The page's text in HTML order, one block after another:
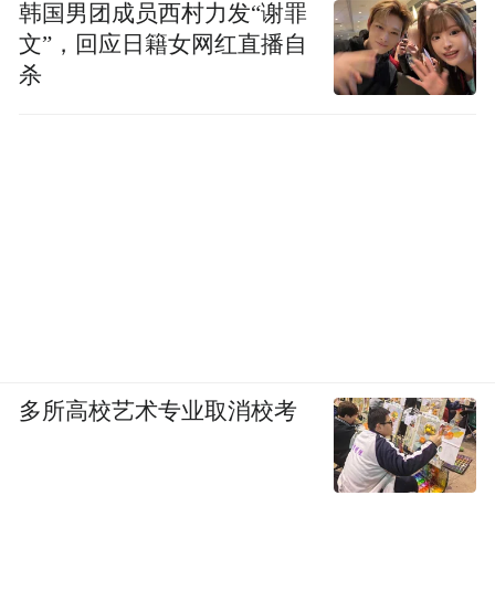
韩国男团成员西村力发“谢罪
文”，回应日籍女网红直播自
杀
多所高校艺术专业取消校考